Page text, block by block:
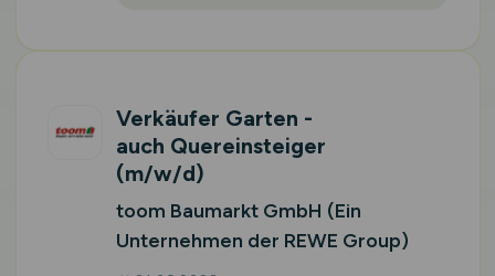
Verkäufer Garten -
auch Quereinsteiger
(m/w/d)
toom Baumarkt GmbH (Ein
Unternehmen der REWE Group)